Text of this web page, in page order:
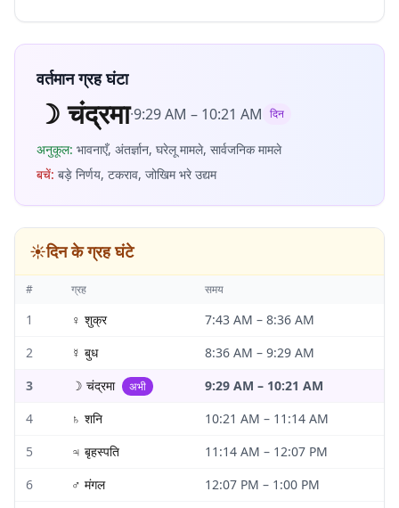
वर्तमान ग्रह घंटा
☽ चंद्रमा·9:29 AM – 10:21 AM दिन
अनुकूल: भावनाएँ, अंतर्ज्ञान, घरेलू मामले, सार्वजनिक मामले
बचें: बड़े निर्णय, टकराव, जोखिम भरे उद्यम
☀️दिन के ग्रह घंटे
# ग्रह समय
1 ♀ शुक्र 7:43 AM – 8:36 AM
2
☿ बुध 8:36 AM – 9:29 AM
3
☽ चंद्रमा अभी 9:29 AM – 10:21 AM
4
♄ शनि 10:21 AM – 11:14 AM
5
♃ बृहस्पति 11:14 AM – 12:07 PM
6
♂ मंगल 12:07 PM – 1:00 PM